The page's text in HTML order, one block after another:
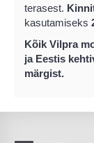
terasest.
kasutamiseks
Kõik Vilpra
ja Eestis
märgist.